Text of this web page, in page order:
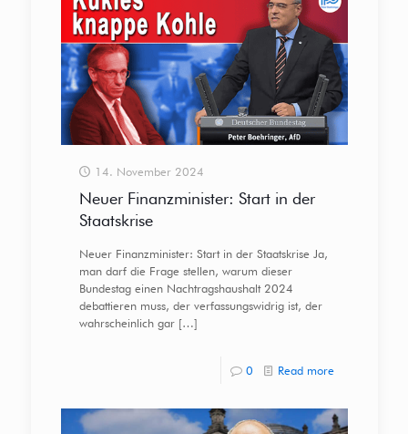
14. November 2024
Neuer Finanzminister: Start in der
Staatskrise
Neuer Finanzminister: Start in der Staatskrise Ja,
man darf die Frage stellen, warum dieser
Bundestag einen Nachtragshaushalt 2024
debattieren muss, der verfassungswidrig ist, der
wahrscheinlich gar[…]
0 Read more